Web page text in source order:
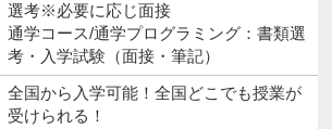
選考※必要に応じ面接
通学コース/通学プログラミング：書類選
考・入学試験（面接・筆記）
全国から入学可能！全国どこでも授業が
受けられる！